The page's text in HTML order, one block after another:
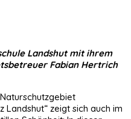
Landshut mit ihrem
Fabian Hertrich
Landshut“ zeigt sich auch im